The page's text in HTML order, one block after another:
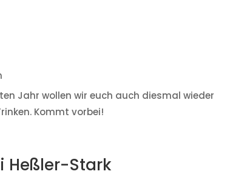
Jahr wollen wir euch auch diesmal wieder
Kommt vorbei!
Heßler-Stark